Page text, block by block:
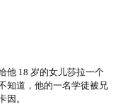
18 岁的女儿莎拉一个
知道，他的一名学徒被兄
因。